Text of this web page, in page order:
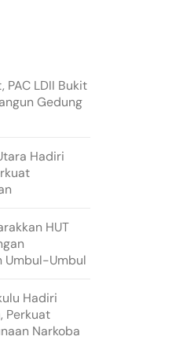
LDII Bukit
Gedung
Hadiri
HUT
Umbul-Umbul
Hadiri
Perkuat
Narkoba